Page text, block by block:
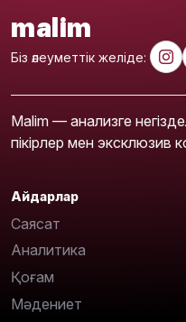
malim
Біз әлеуметтік желіде:
Malim — анализге
пікірлер мен эксклюзив
Айдарлар
Саясат
Аналитика
Қоғам
Мәдениет